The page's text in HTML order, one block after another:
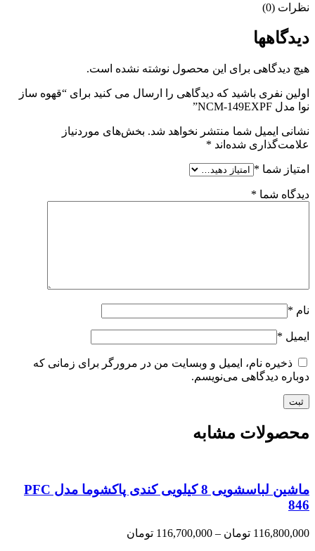
نظرات (0)
دیدگاهها
هیچ دیدگاهی برای این محصول نوشته نشده است.
اولین نفری باشید که دیدگاهی را ارسال می کنید برای “قهوه ساز
نوا مدل NCM-149EXPF”
نشانی ایمیل شما منتشر نخواهد شد. بخش‌های موردنیاز
علامت‌گذاری شده‌اند *
امتیاز شما *
دیدگاه شما *
نام *
ایمیل *
ذخیره نام، ایمیل و وبسایت من در مرورگر برای زمانی که
دوباره دیدگاهی می‌نویسم.
محصولات مشابه
ماشین لباسشویی 8 کیلویی کندی پاکشوما مدل PFC
846
116,800,000 تومان –
116,700,000 تومان